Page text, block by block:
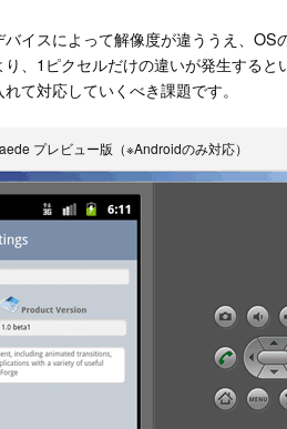
イスによって解像度が違ううえ、OS
、1ピクセルだけの違いが発生すると
て対応していくべき課題です。
プレビュー版（※Androidのみ対応）